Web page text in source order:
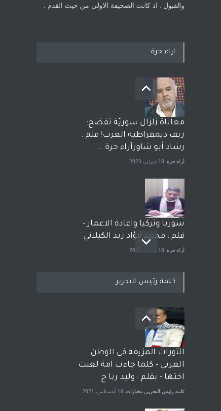
والقبول . اذ كانت ‏الصحيفة الاولى من حيث القدم . ‏
اراء حرة
معاناة زلزال سوريّة تفضح:
زيف ديمقراطية الغرب! قلم :
رشاد أبو شاورآراء حرة ..
آراء حرة 18 فبراير، 2023
سوريا وتركيا واعادة الاعمار -
قلم : محمد فؤاد زيد الكيلاني
آراء حرة 18 فبراير، 2023
بعد معارك قضائية طاحنة كتب
وترافع فيها بنفسه مرة اخرى..
الشيخ طارق يوسف يقهر
الحكومة الأمريكية ، فأعطوه
الجنسية عن يد وهم صاغرون،
آراء حرة مختارات 7 أبريل، 2023
كلمة رئيس التحرير
الثورات المزيفة في الوطن
العربي - كلما جاءت امة لعنت
اختها - بقلم : وليد ربا ح
كلمة رئيس التحرير , مختارات 18 أغسطس، 2021